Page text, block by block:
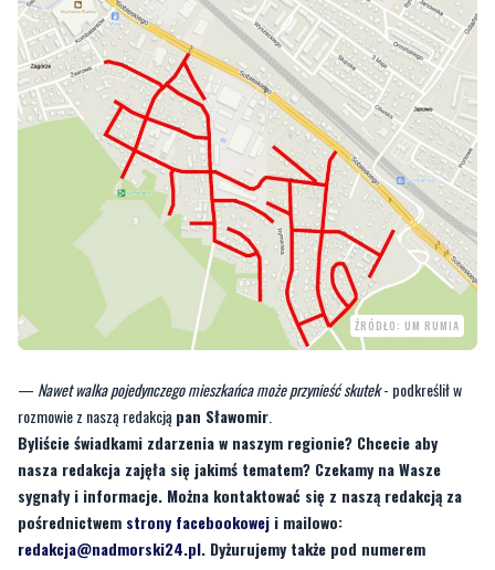
ŹRÓDŁO: UM RUMIA
Nawet walka pojedynczego mieszkańca może przynieść skutek
rozmowie z naszą redakcjąpan Sławomir
nasza redakcja zajęła się jakimś tematem? Czekamy na Wasze
sygnały i informacje. Można kontaktować się z naszą redakcją za
pośrednictwemstrony facebookoweji mailowo:
redakcja@nadmorski24.pl. Dyżurujemy także pod numerem
telefonu 729 715 670.